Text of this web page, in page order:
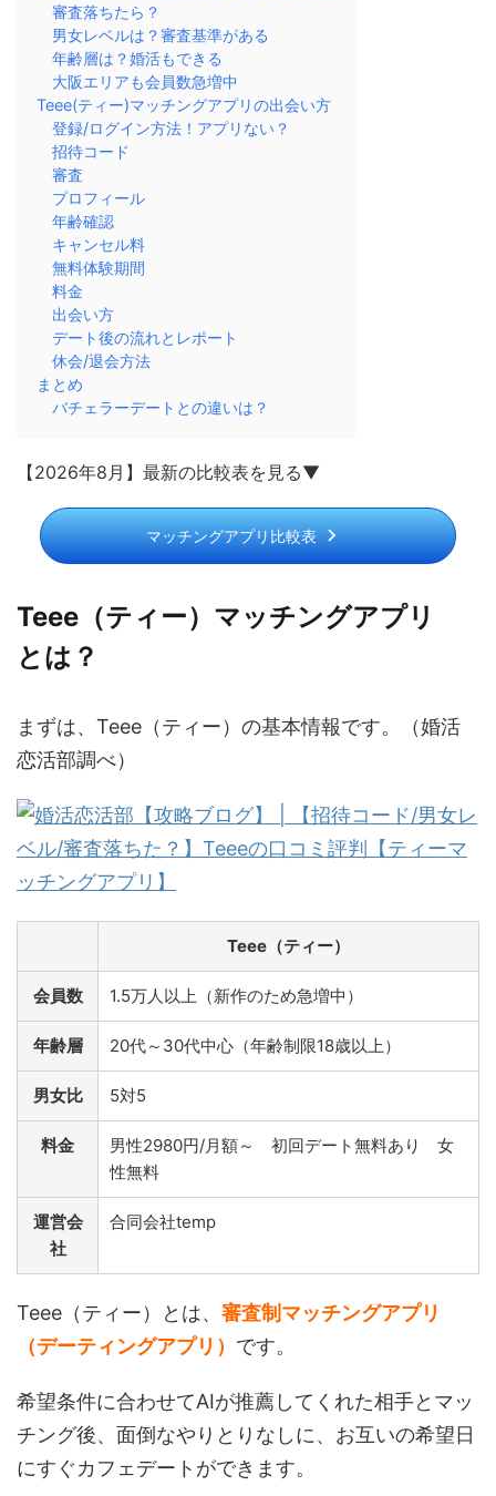
審査落ちたら？
男女レベルは？審査基準がある
年齢層は？婚活もできる
大阪エリアも会員数急増中
Teee(ティー)マッチングアプリの出会い方
登録/ログイン方法！アプリない？
招待コード
審査
プロフィール
年齢確認
キャンセル料
無料体験期間
料金
出会い方
デート後の流れとレポート
休会/退会方法
まとめ
バチェラーデートとの違いは？
【2026年8月】最新の比較表を見る▼
マッチングアプリ比較表
Teee（ティー）マッチングアプリ
とは？
まずは、Teee（ティー）の基本情報です。（婚活
恋活部調べ）
Teee（ティー）
会員数 1.5万人以上（新作のため急増中）
年齢層 20代～30代中心（年齢制限18歳以上）
男女比 5対5
料金
男性2980円/月額～ 初回デート無料あり 女
性無料
運営会
社
合同会社temp
Teee（ティー）とは、 審査制マッチングアプリ
（デーティングアプリ） です。
希望条件に合わせてAIが推薦してくれた相手とマッ
チング後、面倒なやりとりなしに、お互いの希望日
にすぐカフェデートができます。